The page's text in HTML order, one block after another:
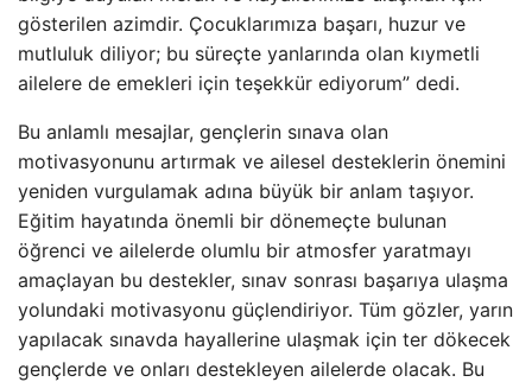
gösterilen azimdir. Çocuklarımıza başarı, huzur ve
mutluluk diliyor; bu süreçte yanlarında olan kıymetli
ailelere de emekleri için teşekkür ediyorum” dedi.
Bu anlamlı mesajlar, gençlerin sınava olan
motivasyonunu artırmak ve ailesel desteklerin önemini
yeniden vurgulamak adına büyük bir anlam taşıyor.
Eğitim hayatında önemli bir dönemeçte bulunan
öğrenci ve ailelerde olumlu bir atmosfer yaratmayı
amaçlayan bu destekler, sınav sonrası başarıya ulaşma
yolundaki motivasyonu güçlendiriyor. Tüm gözler, yarın
yapılacak sınavda hayallerine ulaşmak için ter dökecek
gençlerde ve onları destekleyen ailelerde olacak. Bu